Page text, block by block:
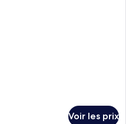
Voir les prix